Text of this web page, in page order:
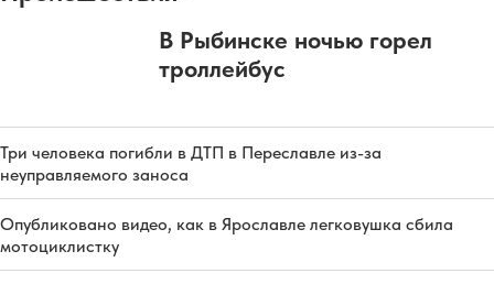
В Рыбинске ночью горел
троллейбус
Три человека погибли в ДТП в Переславле из-за
неуправляемого заноса
Опубликовано видео, как в Ярославле легковушка сбила
мотоциклистку